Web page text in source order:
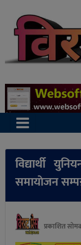
विद्यार्थी
समायाेजन
प्रकाशित